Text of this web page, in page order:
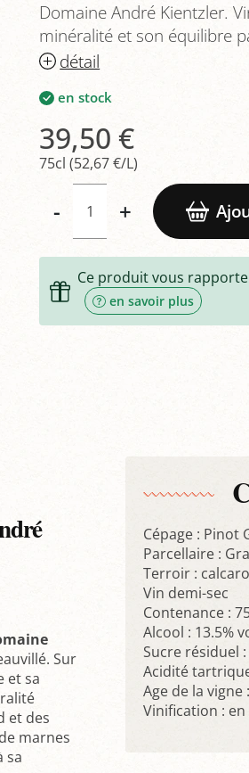
Domaine André Kientzler.
minéralité et son équilibre
détail
en stock
39,50 €
75cl (52,67 €/L)
- +
Ce produit vous
en savoir plus
Sur
et sa
et des
marnes
sa
Cépage : Pinot
Parcellaire :
Terroir :
Vin demi-sec
Contenance :
Alcool : 13.5%
Sucre résiduel
Acidité
Age de la vigne
Vinification :